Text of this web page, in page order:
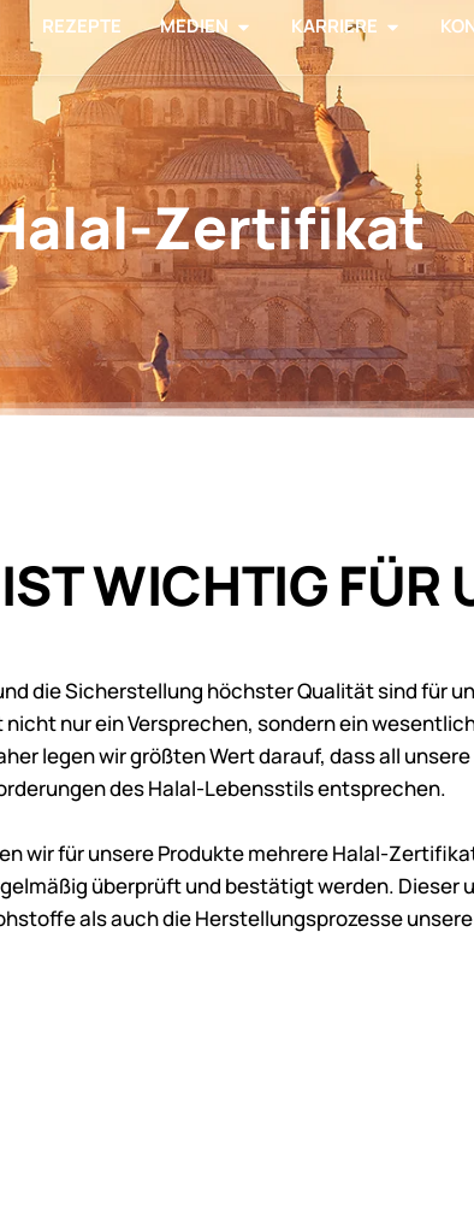
REZEPTE MEDIEN KARRIERE
Zertifikat
WICHTIG FÜR
die Sicherstellung höchster Qualität sind für
nur ein Versprechen, sondern ein
legen wir größten Wert darauf, dass all
des Halal-Lebensstils entsprechen.
wir für unsere Produkte mehrere Halal-
überprüft und bestätigt werden. Dieser
als auch die Herstellungsprozesse